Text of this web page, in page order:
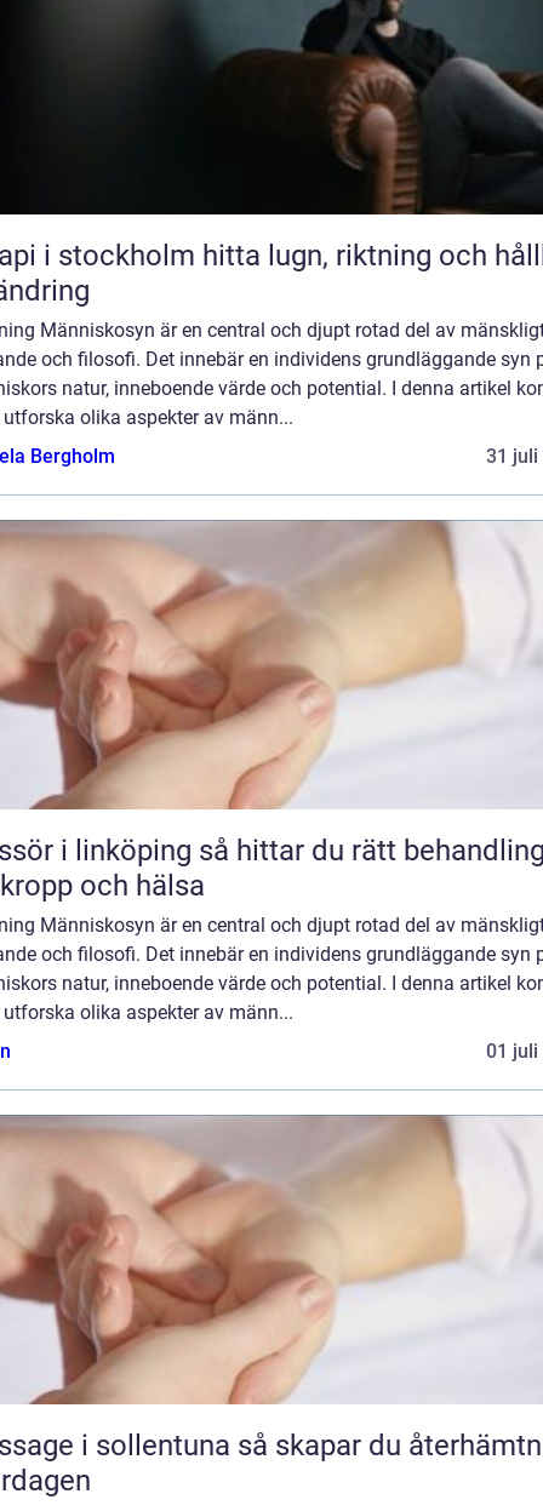
hitta lugn, riktning och hållbar
Människosyn är en central och djupt rotad del av
och filosofi. Det innebär en individens grundläggande syn
natur, inneboende värde och potential. I denna artikel
olika aspekter av männ...
Bergholm
31 juli
så hittar du rätt behandling
och hälsa
Människosyn är en central och djupt rotad del av
och filosofi. Det innebär en individens grundläggande syn
natur, inneboende värde och potential. I denna artikel
olika aspekter av männ...
01 juli
i sollentuna så skapar du återhämtning